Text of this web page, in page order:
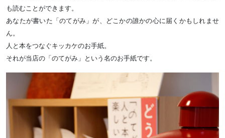
も読むことができます。
あなたが書いた「のてがみ」が、どこかの誰かの心に届くかもしれませ
ん。
人と本をつなぐキッカケのお手紙。
それが当店の「のてがみ」という名のお手紙です。